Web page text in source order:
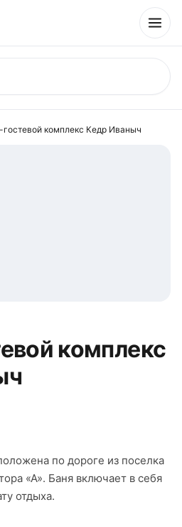
гостевой комплекс Кедр Иваныч
комплекс
по дороге из поселка
«А». Баня включает в себя
отдыха.